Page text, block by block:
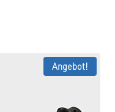
Angebot!